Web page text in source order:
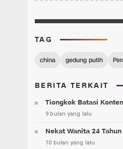
TAG
china gedung putih
BERITA TERKAIT
Tiongkok Batasi
9 bulan yang lalu
Nekat Wanita 24
10 bulan yang lalu